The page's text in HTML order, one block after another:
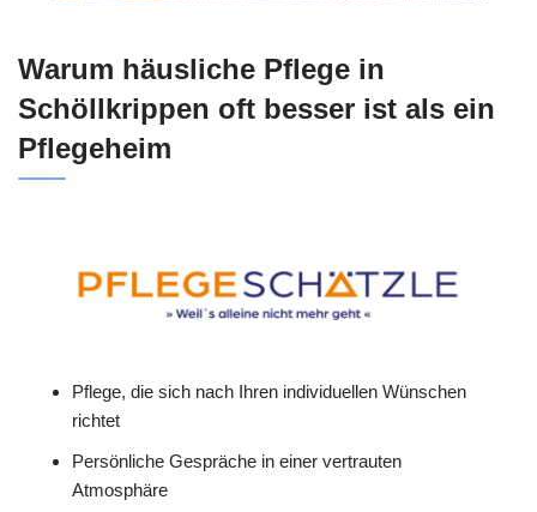
Warum häusliche Pflege in
Schöllkrippen oft besser ist als ein
Pflegeheim
Pflege, die sich nach Ihren individuellen Wünschen
richtet
Persönliche Gespräche in einer vertrauten
Atmosphäre